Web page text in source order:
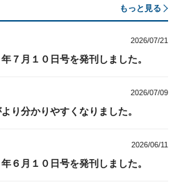
もっと見る
2026/07/21
７月１０日号を発刊しました。
2026/07/09
り分かりやすくなりました。
2026/06/11
６月１０日号を発刊しました。